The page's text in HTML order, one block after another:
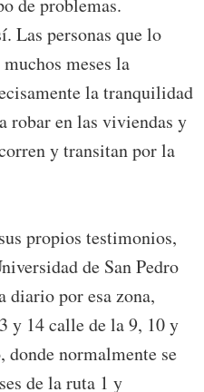
Las personas que lo
meses la
la tranquilidad
robar en las viviendas y
y transitan por la
propios testimonios,
de San Pedro
diario por esa zona,
y 14 calle de la 9, 10 y
donde normalmente se
de la ruta 1 y